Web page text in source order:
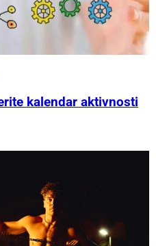
kalendar aktivnosti